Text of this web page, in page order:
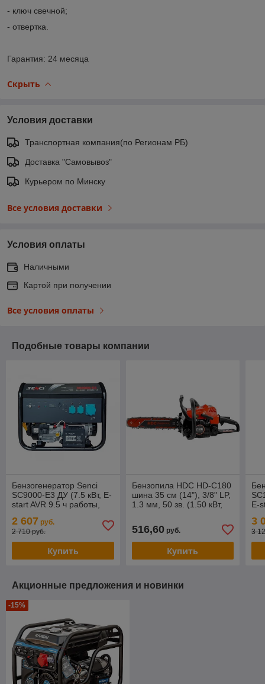
- ключ свечной;
- отвертка.
Гарантия: 24 месяца
Скрыть
Условия доставки
Транспортная компания(по Регионам РБ)
Доставка "Самовывоз"
Курьером по Минску
Все условия доставки
Условия оплаты
Наличными
Картой при получении
Все условия оплаты
Подобные товары компании
Бензогенератор Senci
SC9000-E3 ДУ (7.5 кВт, E-
start AVR 9.5 ч работы,
автозапуск)
2 607 руб.
2 710 руб.
Купить
Бензопила HDC HD-C180
шина 35 см (14"), 3/8" LP,
1.3 мм, 50 зв. (1.50 кВт,
кг)
516,60руб.
Купить
E-
3
3
Акционные предложения и новинки
-15%